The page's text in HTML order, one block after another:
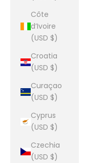
Côte
d’Ivoire
(USD $)
Croatia
(USD $)
Curaçao
(USD $)
Cyprus
(USD $)
Czechia
(USD $)